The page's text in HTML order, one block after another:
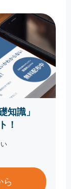
知識」
！
ら